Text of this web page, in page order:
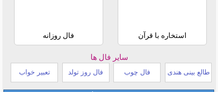
استخاره با قرآن فال روزانه
سایر فال ها
طالع بینی هندی فال چوب فال روز تولد تعبیر خواب